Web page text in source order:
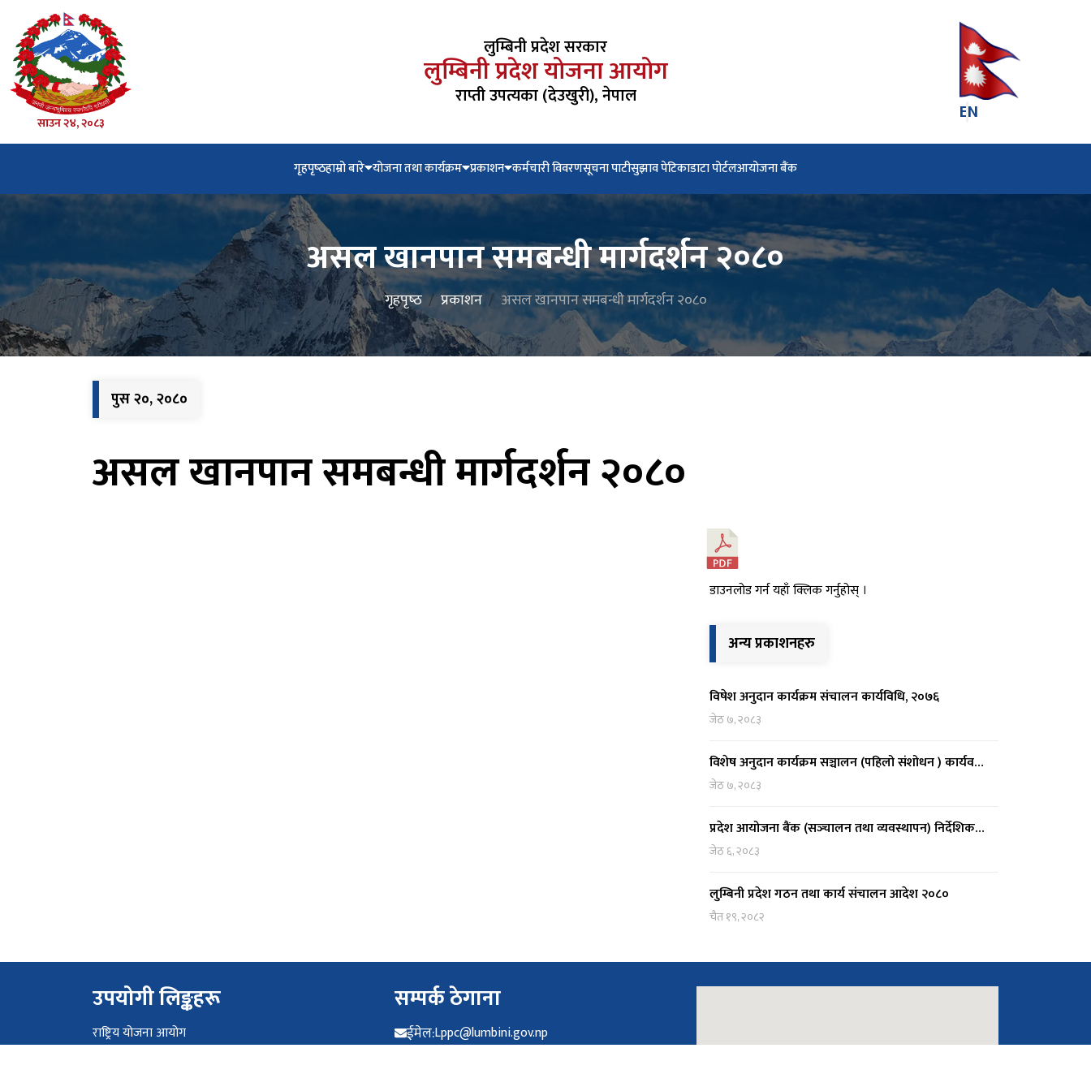
साउन २४, २०८३
लुम्बिनी प्रदेश सरकार
लुम्बिनी प्रदेश योजना आयोग
राप्ती उपत्यका (देउखुरी), नेपाल
EN
गृहपृष्‍ठहाम्रो बारे योजना तथा कार्यक्रम प्रकाशन कर्मचारी विवरणसूचना पाटीसुझाव पेटिकाडाटा पोर्टलआयोजना बैंक
असल खानपान समबन्धी मार्गदर्शन २०८०
गृहपृष्‍ठ प्रकाशन असल खानपान समबन्धी मार्गदर्शन २०८०
पुस २०, २०८०
असल खानपान समबन्धी मार्गदर्शन २०८०
डाउनलोड गर्न यहाँ क्लिक गर्नुहोस् ।
अन्य प्रकाशनहरु
विषेश अनुदान कार्यक्रम संचालन कार्यविधि, २०७६
जेठ ७, २०८३
विशेष अनुदान कार्यक्रम सञ्चालन (पहिलो संशोधन ) कार्यव…
जेठ ७, २०८३
प्रदेश आयोजना बैंक (सञ्‍चालन तथा व्यवस्थापन) निर्देशिक…
जेठ ६, २०८३
लुम्बिनी प्रदेश गठन तथा कार्य संचालन आदेश २०८०
चैत १९, २०८२
उपयोगी लिङ्कहरू
राष्ट्रिय योजना आयोग
मुख्यमन्त्री तथा मन्त्रिपरिषद्को कार्यालय, लुम्बिनी प्रदेश
सम्पर्क ठेगाना
ईमेल:Lppc@lumbini.gov.np